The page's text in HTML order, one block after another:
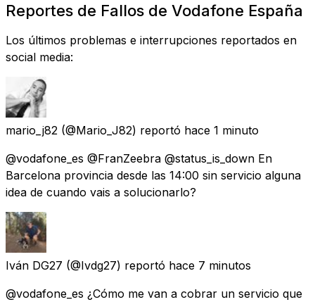
Reportes de Fallos de Vodafone España
Los últimos problemas e interrupciones reportados en
social media:
mario_j82 (@Mario_J82) reportó hace 1 minuto
@vodafone_es @FranZeebra @status_is_down En
Barcelona provincia desde las 14:00 sin servicio alguna
idea de cuando vais a solucionarlo?
Iván DG27 (@Ivdg27) reportó hace 7 minutos
@vodafone_es ¿Cómo me van a cobrar un servicio que